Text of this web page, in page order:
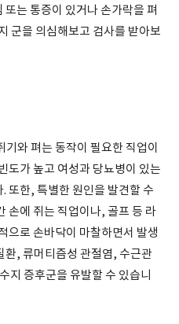
는 통증이 있거나 손가락을 펴
군을 의심해보고 검사를 받아보
와 펴는 동작이 필요한 직업이
도가 높고 여성과 당뇨병이 있는
또한, 특별한 원인을 발견할 수
손에 쥐는 직업이나, 골프 등 라
으로 손바닥이 마찰하면서 발생
환, 류머티즘성 관절염, 수근관
지 증후군을 유발할 수 있습니